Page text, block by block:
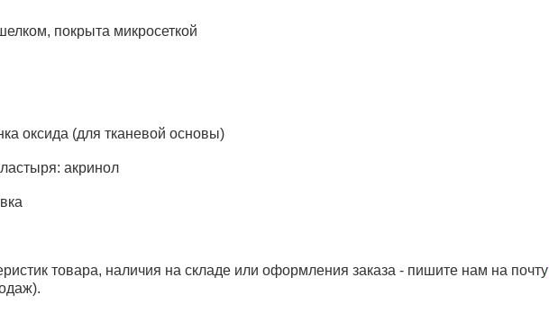
покрыта микросеткой
оксида (для тканевой основы)
акринол
товара, наличия на складе или оформления заказа - пишите нам на почту